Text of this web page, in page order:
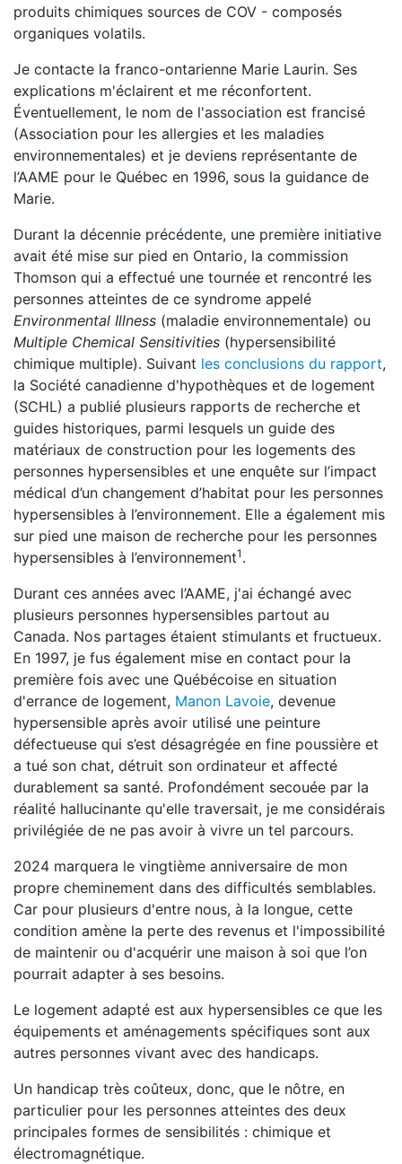
produits chimiques sources de COV - composés
organiques volatils.
Je contacte la franco-ontarienne Marie Laurin. Ses
explications m'éclairent et me réconfortent.
Éventuellement, le nom de l'association est francisé
(Association pour les allergies et les maladies
environnementales) et je deviens représentante de
l’AAME pour le Québec en 1996, sous la guidance de
Marie.
Durant la décennie précédente, une première initiative
avait été mise sur pied en Ontario, la commission
Thomson qui a effectué une tournée et rencontré les
personnes atteintes de ce syndrome appelé
Environmental Illness (maladie environnementale) ou
Multiple Chemical Sensitivities (hypersensibilité
chimique multiple). Suivant les conclusions du rapport,
la Société canadienne d'hypothèques et de logement
(SCHL) a publié plusieurs rapports de recherche et
guides historiques, parmi lesquels un guide des
matériaux de construction pour les logements des
personnes hypersensibles et une enquête sur l’impact
médical d’un changement d’habitat pour les personnes
hypersensibles à l’environnement. Elle a également mis
sur pied une maison de recherche pour les personnes
hypersensibles à l’environnement1 .
Durant ces années avec l’AAME, j'ai échangé avec
plusieurs personnes hypersensibles partout au
Canada. Nos partages étaient stimulants et fructueux.
En 1997, je fus également mise en contact pour la
première fois avec une Québécoise en situation
d'errance de logement, Manon Lavoie, devenue
hypersensible après avoir utilisé une peinture
défectueuse qui s’est désagrégée en fine poussière et
a tué son chat, détruit son ordinateur et affecté
durablement sa santé. Profondément secouée par la
réalité hallucinante qu'elle traversait, je me considérais
privilégiée de ne pas avoir à vivre un tel parcours.
2024 marquera le vingtième anniversaire de mon
propre cheminement dans des difficultés semblables.
Car pour plusieurs d'entre nous, à la longue, cette
condition amène la perte des revenus et l'impossibilité
de maintenir ou d'acquérir une maison à soi que l’on
pourrait adapter à ses besoins.
Le logement adapté est aux hypersensibles ce que les
équipements et aménagements spécifiques sont aux
autres personnes vivant avec des handicaps.
Un handicap très coûteux, donc, que le nôtre, en
particulier pour les personnes atteintes des deux
principales formes de sensibilités : chimique et
électromagnétique.